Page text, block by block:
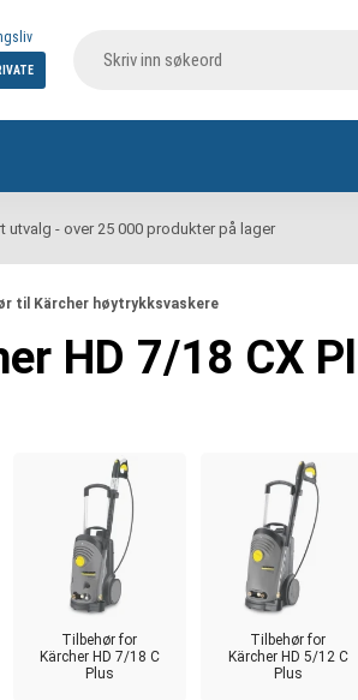
utvalg - over 25 000 produkter på lager
til Kärcher høytrykksvaskere
HD 7/18 CX
Tilbehør for
Kärcher HD 7/18 C
Plus
Tilbehør for
Kärcher HD 5/12 C
Plus